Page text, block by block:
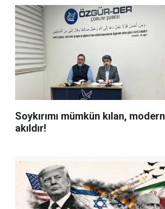
Soykırımı mümkün kılan, modern
akıldır!